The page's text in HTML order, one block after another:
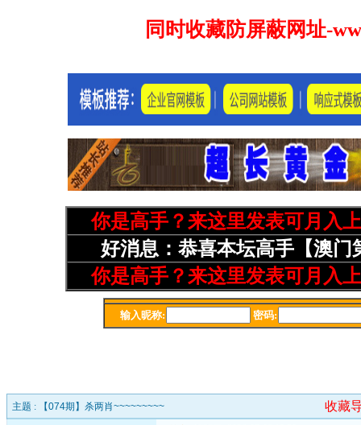
主题 : 【074期】杀两肖~~~~~~~~~ 收藏